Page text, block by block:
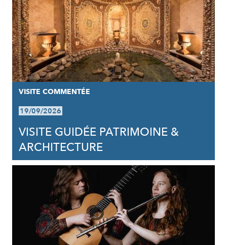
VISITE COMMENTÉE
19/09/2026
VISITE GUIDÉE PATRIMOINE &
ARCHITECTURE